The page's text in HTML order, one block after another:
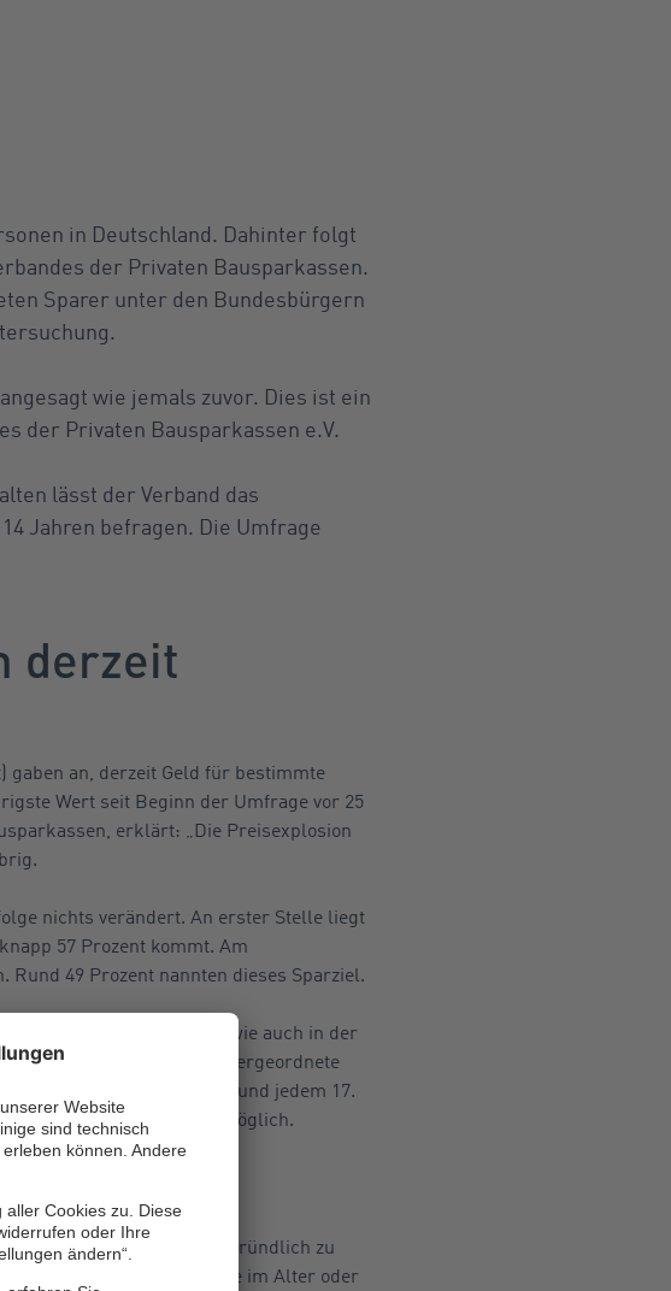
in Deutschland. Dahinter folgt
der Privaten Bausparkassen.
Sparer unter den Bundesbürgern
wie jemals zuvor. Dies ist ein
der Privaten Bausparkassen e.V.
lässt der Verband das
Jahren befragen. Die Umfrage
derzeit
gaben an, derzeit Geld für bestimmte
Wert seit Beginn der Umfrage vor 25
erklärt: „Die Preisexplosion
nichts verändert. An erster Stelle liegt
57 Prozent kommt. Am
49 Prozent nannten dieses Sparziel.
Nennung von 44 Prozent wie auch in der
Weiterhin nur eine untergeordnete
Diese wurden nur von rund jedem 17.
den Sparzielen waren möglich.
ist
finanzielle Situation gründlich zu
man beispielsweise im Alter oder